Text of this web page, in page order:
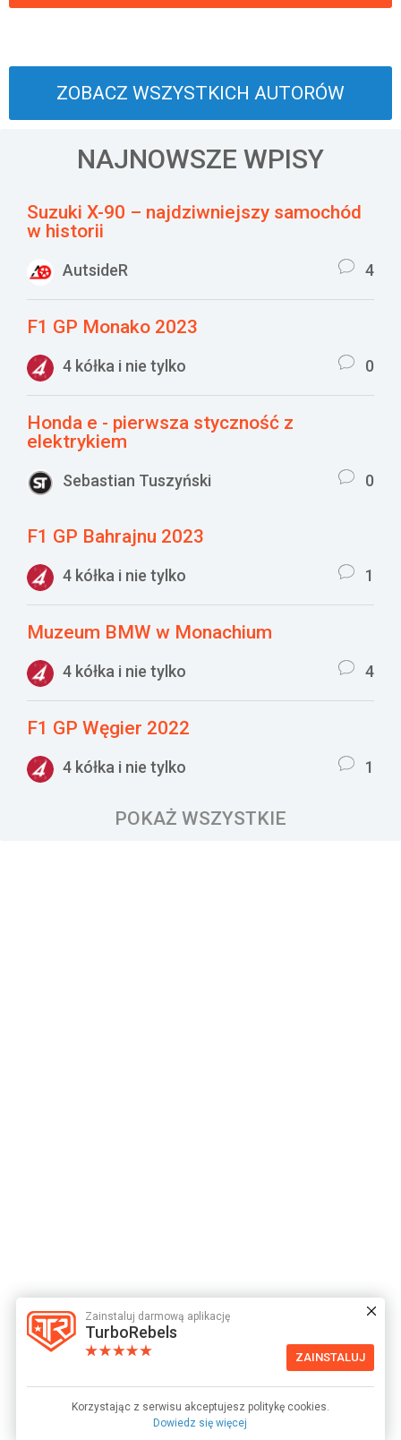
Zainstaluj darmową aplikację
TurboRebels
ZAINSTALUJ
Korzystając z serwisu akceptujesz politykę cookies.
Dowiedz się więcej
ZOBACZ WSZYSTKICH AUTORÓW
NAJNOWSZE WPISY
Suzuki X-90 – najdziwniejszy samochód
w historii
AutsideR 4
F1 GP Monako 2023
4 kółka i nie tylko 0
Honda e - pierwsza styczność z
elektrykiem
Sebastian Tuszyński 0
F1 GP Bahrajnu 2023
4 kółka i nie tylko 1
Muzeum BMW w Monachium
4 kółka i nie tylko 4
F1 GP Węgier 2022
4 kółka i nie tylko 1
POKAŻ WSZYSTKIE